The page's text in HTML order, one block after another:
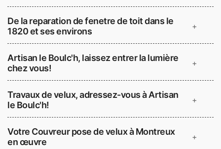
De la reparation de fenetre de toit dans le
1820 et ses environs
+
Artisan le Boulc'h, laissez entrer la lumière
chez vous!
+
Travaux de velux, adressez-vous à Artisan
le Boulc'h!
+
Votre Couvreur pose de velux à Montreux
en œuvre
+